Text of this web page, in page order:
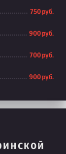
750 руб.
900 руб.
700 руб.
900 руб.